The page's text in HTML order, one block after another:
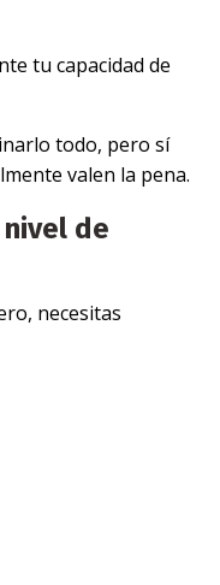
tu capacidad de
todo, pero sí
valen la pena.
de
necesitas